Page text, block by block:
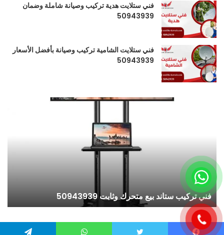
فني ستلايت هدية تركيب وصيانة شاملة وضمان
50943939
فني ستلايت الشامية تركيب وصيانة بأفضل الأسعار
50943939
فني تركيب ستاند بيع متحرك وثابت 50943939